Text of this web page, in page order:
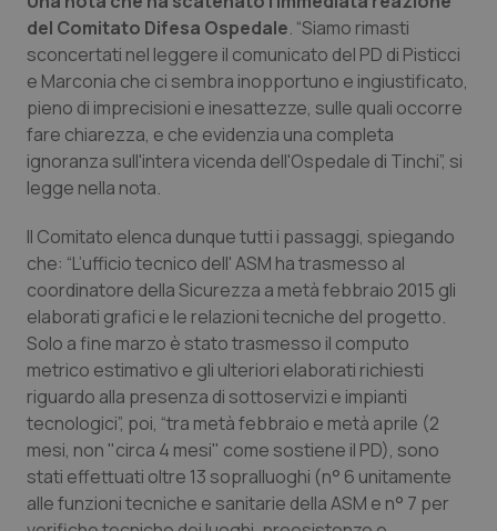
del Comitato Difesa Ospedale. “Siamo rimasti
sconcertati nel leggere il comunicato del PD di Pisticci
e Marconia che ci sembra inopportuno e ingiustificato,
pieno di imprecisioni e inesattezze, sulle quali occorre
fare chiarezza, e che evidenzia una completa
ignoranza sull'intera vicenda dell'Ospedale di Tinchi”, si
legge nella nota.
Il Comitato elenca dunque tutti i passaggi, spiegando
che: “L’ufficio tecnico dell' ASM ha trasmesso al
coordinatore della Sicurezza a metà febbraio 2015 gli
elaborati grafici e le relazioni tecniche del progetto.
Solo a fine marzo è stato trasmesso il computo
metrico estimativo e gli ulteriori elaborati richiesti
riguardo alla presenza di sottoservizi e impianti
tecnologici”, poi, “tra metà febbraio e metà aprile (2
mesi, non "circa 4 mesi" come sostiene il PD), sono
stati effettuati oltre 13 sopralluoghi (n° 6 unitamente
alle funzioni tecniche e sanitarie della ASM e n° 7 per